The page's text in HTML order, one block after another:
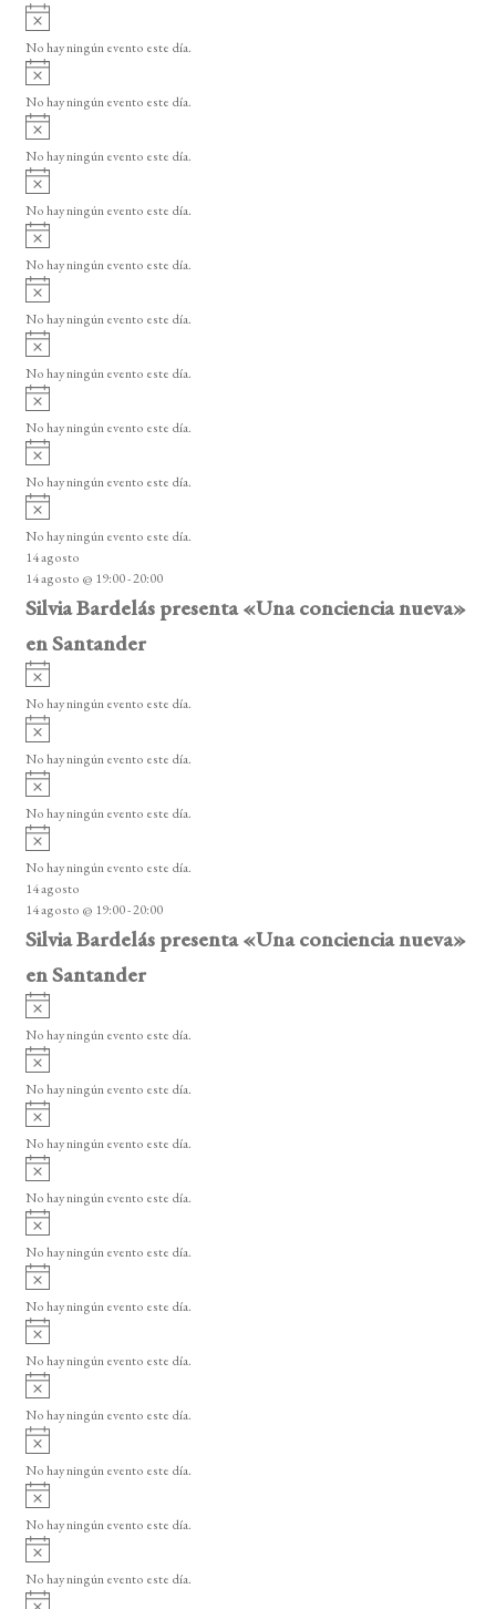
e
E
v
e
n
t
o
s
o
A
v
i
o
No hay ningún evento este día.
A
v
i
o
No hay ningún evento este día.
A
v
i
o
No hay ningún evento este día.
A
v
i
o
No hay ningún evento este día.
A
v
i
o
No hay ningún evento este día.
A
v
i
o
No hay ningún evento este día.
A
v
i
o
No hay ningún evento este día.
A
v
i
o
No hay ningún evento este día.
A
v
i
o
No hay ningún evento este día.
A
v
i
s
o
No hay ningún evento este día.
14 agosto
14 agosto @ 19:00-20:00
Silvia Bardelás presenta «Una conciencia nueva»
en Santander
A
v
i
o
No hay ningún evento este día.
A
v
i
o
No hay ningún evento este día.
A
v
i
o
No hay ningún evento este día.
A
v
i
s
o
No hay ningún evento este día.
14 agosto
14 agosto @ 19:00-20:00
Silvia Bardelás presenta «Una conciencia nueva»
en Santander
A
v
i
o
No hay ningún evento este día.
A
v
i
o
No hay ningún evento este día.
A
v
i
o
No hay ningún evento este día.
A
v
i
o
No hay ningún evento este día.
A
v
i
o
No hay ningún evento este día.
A
v
i
o
No hay ningún evento este día.
A
v
i
o
No hay ningún evento este día.
A
v
i
o
No hay ningún evento este día.
A
v
i
o
No hay ningún evento este día.
A
v
i
o
No hay ningún evento este día.
A
v
i
No hay ningún evento este día.
A